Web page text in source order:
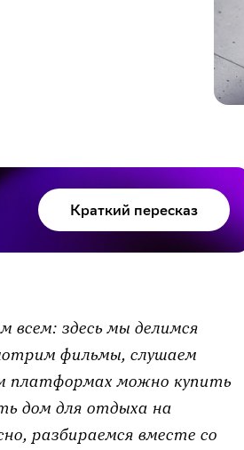
Краткий пересказ
всем: здесь мы делимся
фильмы, слушаем
платформах можно купить
дом для отдыха на
разбираемся вместе со